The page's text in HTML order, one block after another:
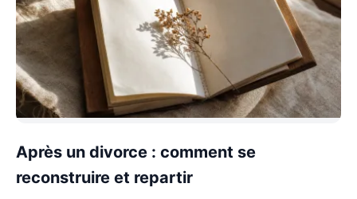
Après un divorce : comment se
reconstruire et repartir